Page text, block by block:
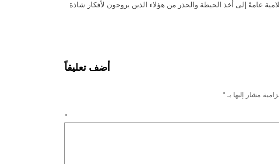
عامةً إلى أخذ الحيطة والحذر من هؤلاء الذين يروجون لأفكار شاذة
أضف تعليقاً
مشار إليها بـ *
*